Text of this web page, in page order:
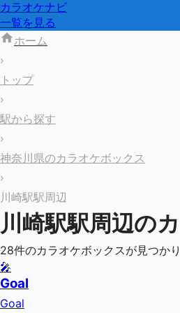
カラオケナビ
一覧を見る
ホーム
›
トップ
›
駅から探す
›
神奈川県のカラオケボックス
›
川崎駅駅周辺
川崎駅駅周辺の
28件のカラオケボックスが見つか
🎤
Goal
Goal